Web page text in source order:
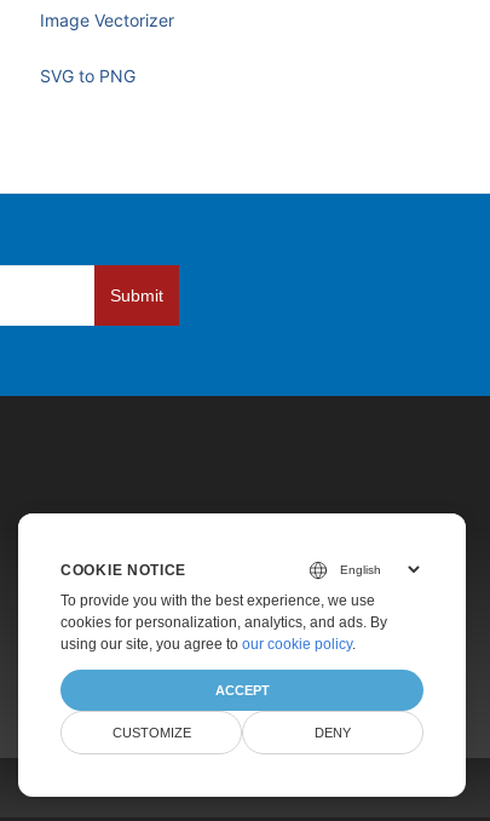
Image Vectorizer
SVG to PNG
Submit
Pricing
Paid Support
About
COOKIE NOTICE
To provide you with the best experience, we use
cookies for personalization, analytics, and ads. By
using our site, you agree to our cookie policy.
ACCEPT
CUSTOMIZE DENY